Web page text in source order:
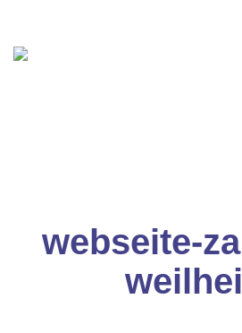
webseite-